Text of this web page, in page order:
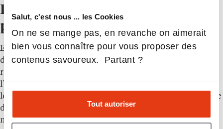
Salut, c'est nous ... les Cookies
On ne se mange pas, en revanche on aimerait
bien vous connaître pour vous proposer des
contenus savoureux. Partant ?
Tout autoriser
Débouchés et perspectives
professionnelles possibles
En France, les œnologues peuvent exercer dans des
domaines aussi divers que la production viticole, la
recherche (INRA, INAO), le conseil, le commerce,
l’enseignement ou encore la qualité. À l’international,
les perspectives sont tout aussi prometteuses, avec une
demande croissante pour des experts en vin,
notamment dans les régions viticoles émergentes. Ces